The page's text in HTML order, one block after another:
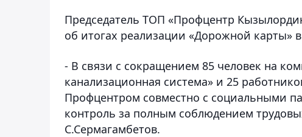
Председатель ТОП «Профцентр
об итогах реализации «Дорожной карты»
- В связи с сокращением 85 человек на
канализационная система» и 25
Профцентром совместно с социальными
контроль за полным соблюдением
С.Сермагамбетов.